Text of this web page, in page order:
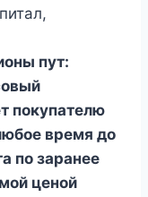
пут:
покупателю
время до
по заранее
ценой